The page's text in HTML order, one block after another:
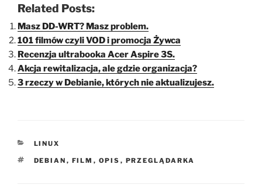
Related Posts:
Masz DD-WRT? Masz problem.
101 filmów czyli VOD i promocja Żywca
Recenzja ultrabooka Acer Aspire 3S.
Akcja rewitalizacja, ale gdzie organizacja?
3 rzeczy w Debianie, których nie aktualizujesz.
KATEGORIE
LINUX
TAGI
DEBIAN , FILM , OPIS , PRZEGLĄDARKA